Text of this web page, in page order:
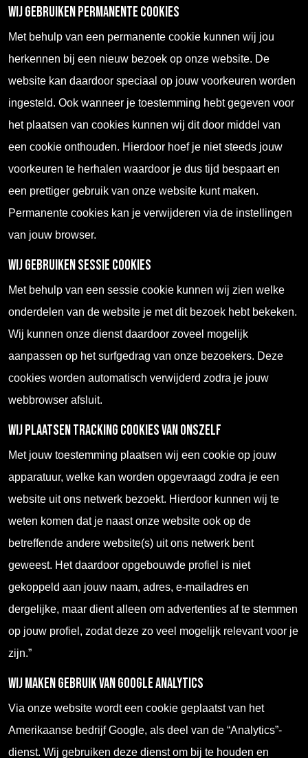
Wij gebruiken permanente cookies
Met behulp van een permanente cookie kunnen wij jou
herkennen bij een nieuw bezoek op onze website. De
website kan daardoor speciaal op jouw voorkeuren worden
ingesteld. Ook wanneer je toestemming hebt gegeven voor
het plaatsen van cookies kunnen wij dit door middel van
een cookie onthouden. Hierdoor hoef je niet steeds jouw
voorkeuren te herhalen waardoor je dus tijd bespaart en
een prettiger gebruik van onze website kunt maken.
Permanente cookies kan je verwijderen via de instellingen
van jouw browser.
Wij gebruiken sessie cookies
Met behulp van een sessie cookie kunnen wij zien welke
onderdelen van de website je met dit bezoek hebt bekeken.
Wij kunnen onze dienst daardoor zoveel mogelijk
aanpassen op het surfgedrag van onze bezoekers. Deze
cookies worden automatisch verwijderd zodra je jouw
webbrowser afsluit.
Wij plaatsen Tracking cookies van onszelf
Met jouw toestemming plaatsen wij een cookie op jouw
apparatuur, welke kan worden opgevraagd zodra je een
website uit ons netwerk bezoekt. Hierdoor kunnen wij te
weten komen dat je naast onze website ook op de
betreffende andere website(s) uit ons netwerk bent
geweest. Het daardoor opgebouwde profiel is niet
gekoppeld aan jouw naam, adres, e-mailadres en
dergelijke, maar dient alleen om advertenties af te stemmen
op jouw profiel, zodat deze zo veel mogelijk relevant voor je
zijn.”
Wij maken gebruik van Google Analytics
Via onze website wordt een cookie geplaatst van het
Amerikaanse bedrijf Google, als deel van de “Analytics”-
dienst. Wij gebruiken deze dienst om bij te houden en